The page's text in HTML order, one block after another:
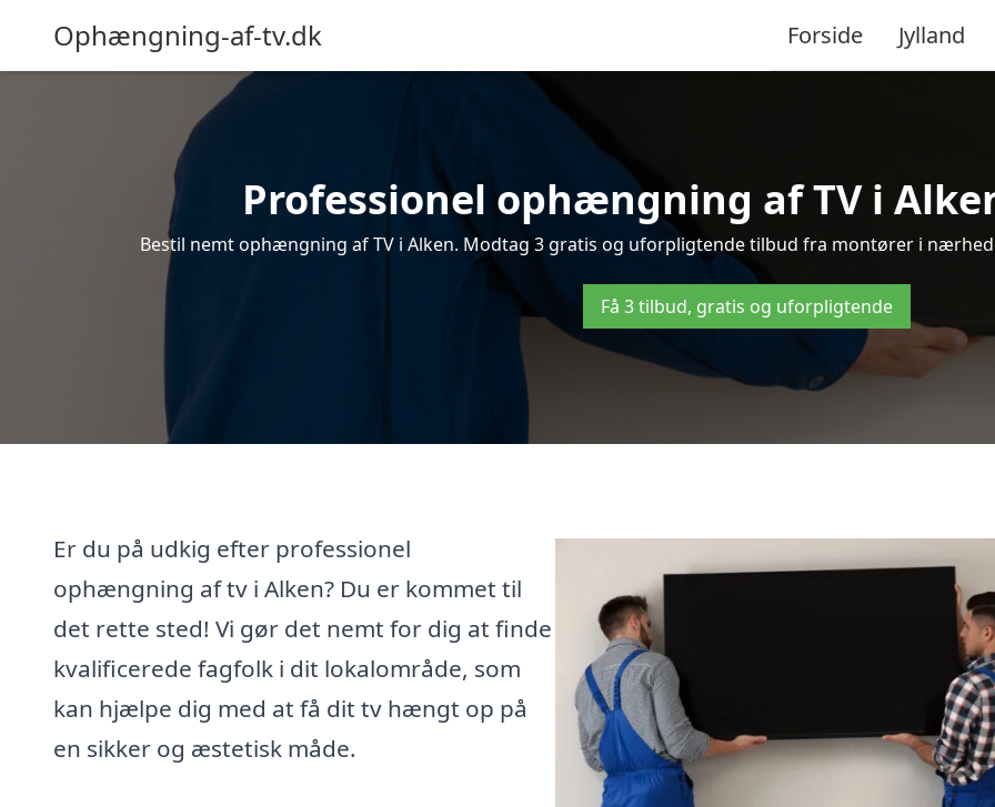
Ophængning-af-tv.dk Forside Jylland
Professionel ophængning af TV i
Bestil nemt ophængning af TV i Alken. Modtag 3 gratis og uforpligtende tilbud fra montører i
Få 3 tilbud, gratis og uforpligtende
Er du på udkig efter professionel
ophængning af tv i Alken? Du er kommet til
det rette sted! Vi gør det nemt for dig at finde
kvalificerede fagfolk i dit lokalområde, som
kan hjælpe dig med at få dit tv hængt op på
en sikker og æstetisk måde.